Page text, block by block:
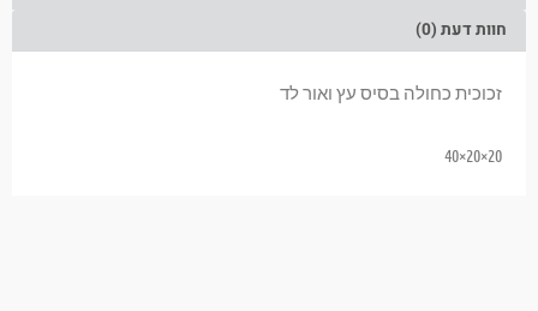
חוות דעת (0)
זכוכית כחולה בסיס עץ ואור לד
20×20×40